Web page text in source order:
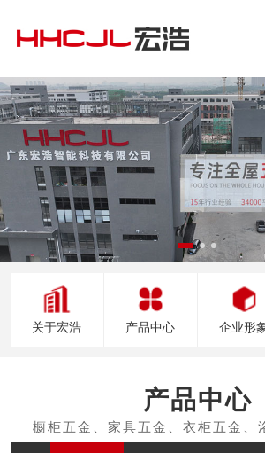
关于宏浩 产品中心 企业形
产品中心